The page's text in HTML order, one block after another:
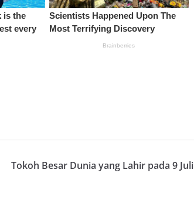
Tokoh Besar Dunia yang Lahir pada 9 Juli